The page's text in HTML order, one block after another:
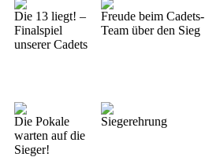
Die 13 liegt! –
Finalspiel
unserer Cadets
Freude beim Cadets-
Team über den Sieg
Die Pokale
warten auf die
Sieger!
Siegerehrung